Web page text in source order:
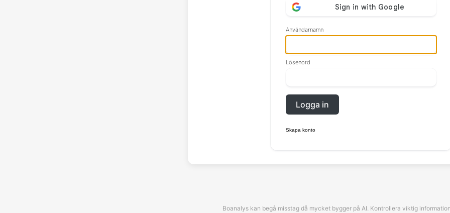
Användarnamn
Lösenord
Logga in
Skapa konto
Boanalys kan begå misstag då mycket bygger på AI. Kontrollera viktig